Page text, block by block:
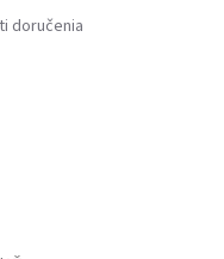
doručenia